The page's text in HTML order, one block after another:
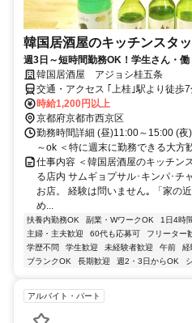
韓国居酒屋のキッチンスタ
週3日～短時間勤務OK！学生さん・
韓国居酒屋 アジョシ桂五条
交通・アクセス ｢上桂｣駅より徒歩
時給1,200円以上
京都府京都市西京区
勤務時間詳細 (昼)11:00～15:00 (
～ok ＜特に週末に勤務できる大方
仕事内容 ＜韓国居酒屋のキッチン
る店内 サムギョプサル･キンパ･チ
お店。 経験は問いません｡ 「家の
め...
扶養内勤務OK 副業・WワークOK 1日4時
主婦・主夫歓迎
60代も応募可 フリーター
学歴不問
学生歓迎 未経験者歓迎 午前 経
ブランクOK
長期歓迎 週2・3日からOK
アルバイト・パート